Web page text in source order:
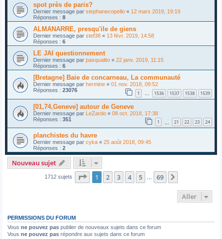
spot près de paris?
Dernier message par stephanecopello « 12 mars 2019, 19:19
Réponses : 8
ALMANARRE, presqu'ile de giens
Dernier message par stef38 « 13 févr. 2019, 14:58
Réponses : 6
LE JAI questionnement
Dernier message par pasqualito « 22 janv. 2019, 11:15
Réponses : 6
[Bretagne] Baie de concarneau, La communauté
Dernier message par hermine « 01 nov. 2018, 09:52
Réponses : 23076 1 1536 1537 1538 1539
[01,74,Geneve] autour de Geneve
Dernier message par LeZardo « 08 oct. 2018, 17:38
Réponses : 351 1 21 22 23 24
planchistes du havre
Dernier message par cyka « 25 août 2018, 09:45
Réponses : 2
Nouveau sujet
1712 sujets Page 1sur69
1 2 3 4 5 69
Aller
PERMISSIONS DU FORUM
Vous ne pouvez pas publier de nouveaux sujets dans ce forum
Vous ne pouvez pas répondre aux sujets dans ce forum